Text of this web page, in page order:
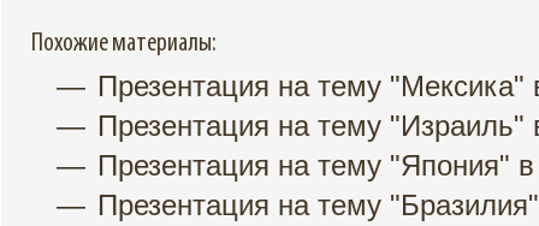
Похожие материалы:
Презентация на тему
Презентация на тему
Презентация на тему "Япония"
Презентация на тему